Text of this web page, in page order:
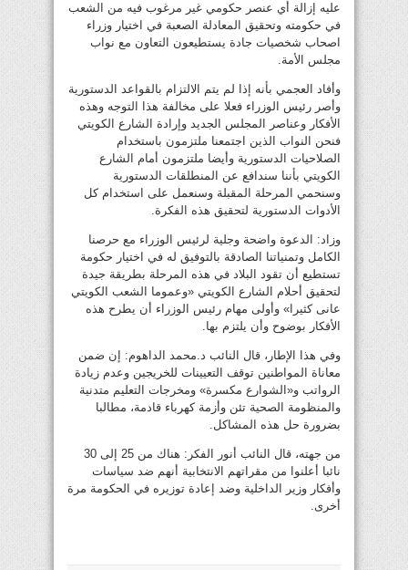
عليه إزالة أي عنصر حكومي غير مرغوب فيه من الشعب
في حكومته وتحقيق المعادلة الصعبة في اختيار وزراء
اصحاب شخصيات جادة يستطيعون التعاون مع نواب
مجلس الأمة.
وأفاد العجمي بأنه إذا لم يتم الالتزام بالقواعد الدستورية
وأصر رئيس الوزراء فعلا على مخالفة هذا التوجه وهذه
الأفكار وعناصر المجلس الجديد وإرادة الشارع الكويتي
فنحن النواب الذين اجتمعنا ملتزمون باستخدام
الصلاحيات الدستورية وأيضا ملتزمون أمام الشارع
الكويتي بأننا سندافع عن المنطلقات الدستورية
وسنحمي المرحلة المقبلة وسنعمل على استخدام كل
الأدوات الدستورية لتحقيق هذه الفكرة.
وزاد: الدعوة واضحة وجلية لرئيس الوزراء مع حرصنا
الكامل وتمنياتنا الصادقة بالتوفيق له في اختيار حكومة
تستطيع أن تقود البلاد في هذه المرحلة بطريقة جيدة
لتحقيق أحلام الشارع الكويتي «وعموما الشعب الكويتي
عانى كثيرا» وأولى مهام رئيس الوزراء أن يطرح هذه
الأفكار بوضوح وأن يلتزم بها.
وفي هذا الإطار، قال النائب د.محمد الداهوم: إن ضمن
معاناة المواطنين توقف التعيينات للخريجين وعدم زيادة
الرواتب و«الشوارع مكسرة» ومخرجات التعليم متدنية
والمنظومة الصحية تئن وأزمة كهرباء قادمة، مطالبا
بضرورة حل هذه المشاكل.
من جهته، قال النائب أنور الفكر: هناك من 25 إلى 30
نائبا أعلنوا من مقراتهم الانتخابية أنهم ضد سياسات
وأفكار وزير الداخلية وضد إعادة توزيره في الحكومة مرة
أخرى.